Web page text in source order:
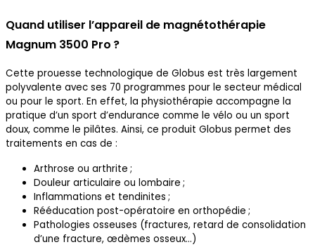
Quand utiliser l’appareil de magnétothérapie
Magnum 3500 Pro ?
Cette prouesse technologique de Globus est très largement
polyvalente avec ses 70 programmes pour le secteur médical
ou pour le sport. En effet, la physiothérapie accompagne la
pratique d’un sport d’endurance comme le vélo ou un sport
doux, comme le pilâtes. Ainsi, ce produit Globus permet des
traitements en cas de :
Arthrose ou arthrite ;
Douleur articulaire ou lombaire ;
Inflammations et tendinites ;
Rééducation post-opératoire en orthopédie ;
Pathologies osseuses (fractures, retard de consolidation
d’une fracture, œdèmes osseux…)